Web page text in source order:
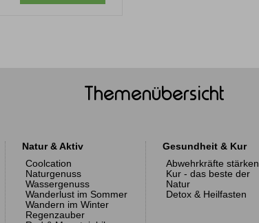
Themenübersicht
Natur & Aktiv
Coolcation
Naturgenuss
Wassergenuss
Wanderlust im Sommer
Wandern im Winter
Regenzauber
Gesundheit & Kur
Abwehrkräfte stärken
Kur - das beste der
Natur
Detox & Heilfasten